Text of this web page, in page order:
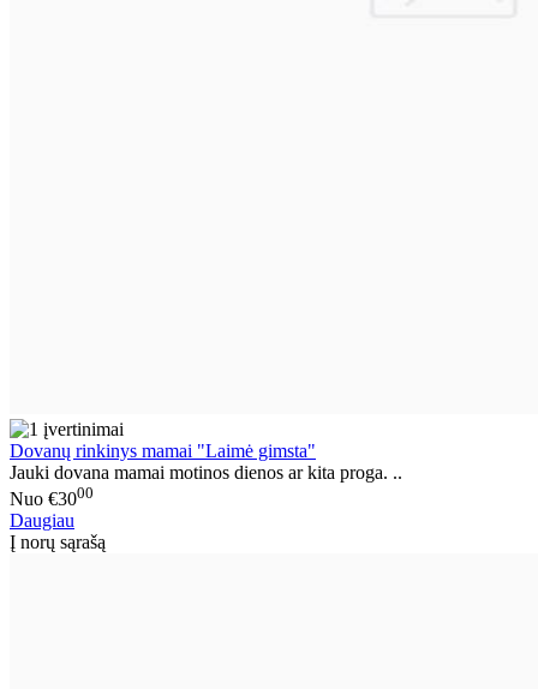
Dovanų rinkinys mamai "Laimė gimsta"
Jauki dovana mamai motinos dienos ar kita proga. ..
Nuo €3000
Daugiau
Į norų sąrašą